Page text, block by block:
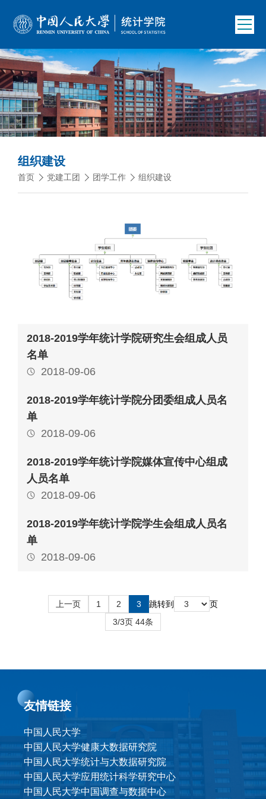
组织建设
首页 党建工团 团学工作 组织建设
2018-2019学年统计学院研究生会组成人员
名单
2018-09-06
2018-2019学年统计学院分团委组成人员名
单
2018-09-06
2018-2019学年统计学院媒体宣传中心组成
人员名单
2018-09-06
2018-2019学年统计学院学生会组成人员名
单
2018-09-06
上一页 1 2 3 跳转到
页
3/3页 44条
友情链接
中国人民大学
中国人民大学健康大数据研究院
中国人民大学统计与大数据研究院
中国人民大学应用统计科学研究中心
中国人民大学中国调查与数据中心